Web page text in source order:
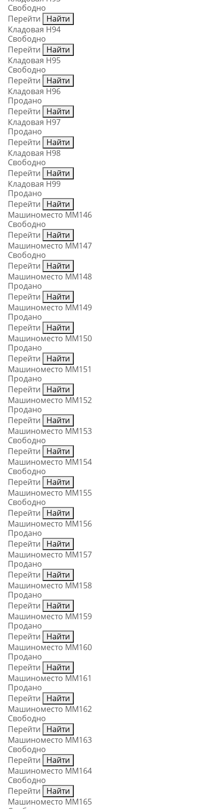
Свободно
Перейти
Найти
Кладовая Н94
Свободно
Перейти
Найти
Кладовая Н95
Свободно
Перейти
Найти
Кладовая Н96
Продано
Перейти
Найти
Кладовая Н97
Продано
Перейти
Найти
Кладовая Н98
Свободно
Перейти
Найти
Кладовая Н99
Продано
Перейти
Найти
Машиноместо ММ146
Свободно
Перейти
Найти
Машиноместо ММ147
Свободно
Перейти
Найти
Машиноместо ММ148
Продано
Перейти
Найти
Машиноместо ММ149
Продано
Перейти
Найти
Машиноместо ММ150
Продано
Перейти
Найти
Машиноместо ММ151
Продано
Перейти
Найти
Машиноместо ММ152
Продано
Перейти
Найти
Машиноместо ММ153
Свободно
Перейти
Найти
Машиноместо ММ154
Свободно
Перейти
Найти
Машиноместо ММ155
Свободно
Перейти
Найти
Машиноместо ММ156
Продано
Перейти
Найти
Машиноместо ММ157
Продано
Перейти
Найти
Машиноместо ММ158
Продано
Перейти
Найти
Машиноместо ММ159
Продано
Перейти
Найти
Машиноместо ММ160
Продано
Перейти
Найти
Машиноместо ММ161
Продано
Перейти
Найти
Машиноместо ММ162
Свободно
Перейти
Найти
Машиноместо ММ163
Свободно
Перейти
Найти
Машиноместо ММ164
Свободно
Перейти
Найти
Машиноместо ММ165